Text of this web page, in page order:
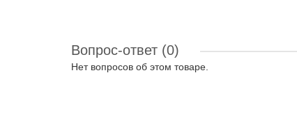
Вопрос-ответ (0)
Нет вопросов об этом товаре.